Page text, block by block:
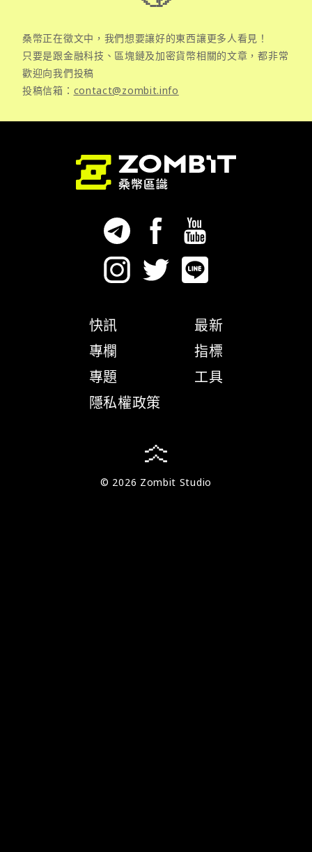
桑幣正在徵文中，我們想要讓好的東西讓更多人看見！
只要是跟金融科技、區塊鏈及加密貨幣相關的文章，都非常
歡迎向我們投稿
投稿信箱： contact@zombit.info
快訊
專欄
專題
隱私權政策
最新
指標
工具
© 2026 Zombit Studio